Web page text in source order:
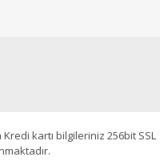
kartı bilgileriniz 256bit SSL